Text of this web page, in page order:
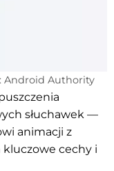
Android Authority
słuchawek —
animacji z
cechy i